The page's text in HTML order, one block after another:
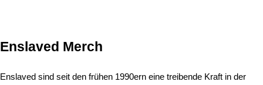
Enslaved Merch
Enslaved sind seit den frühen 1990ern eine treibende Kraft in der